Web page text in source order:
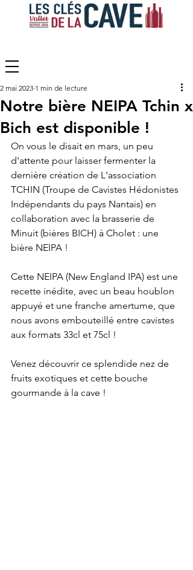
Notre bière NEIPA Tchin x
Bich est disponible !
2 mai 2023 1 min de lecture
On vous le disait en mars, un peu
d'attente pour laisser fermenter la
dernière création de L'association
TCHIN (Troupe de Cavistes Hédonistes
Indépendants du pays Nantais) en
collaboration avec la brasserie de
Minuit (bières BICH) à Cholet : une
bière NEIPA !
Cette NEIPA (New England IPA) est une
recette inédite, avec un beau houblon
appuyé et une franche amertume, que
nous avons embouteillé entre cavistes
aux formats 33cl et 75cl !
Venez découvrir ce splendide nez de
fruits exotiques et cette bouche
gourmande à la cave !